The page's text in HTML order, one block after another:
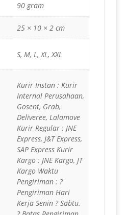
90 gram
25 × 10 × 2 cm
S, M, L, XL, XXL
Kurir Instan : Kurir
Internal Perusahaan,
Gosent, Grab,
Deliveree, Lalamove
Kurir Regular : JNE
Express, J&T Express,
SAP Express Kurir
Kargo : JNE Kargo, JT
Kargo Waktu
Pengiriman : ?
Pengiriman Hari
Kerja Senin ? Sabtu.